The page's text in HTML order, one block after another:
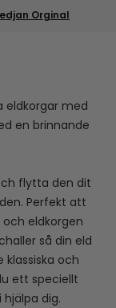
Orginal
eldkorgar med
en brinnande
flytta den dit
Perfekt att
eldkorgen
så din eld
klassiska och
ett speciellt
dig.